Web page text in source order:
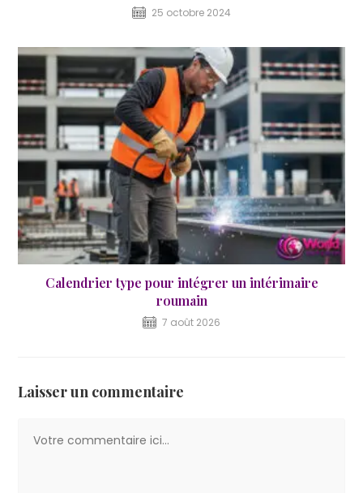
25 octobre 2024
Calendrier type pour intégrer un intérimaire
roumain
7 août 2026
Laisser un commentaire